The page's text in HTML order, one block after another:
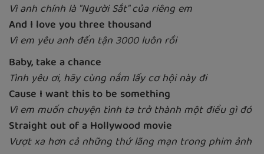
Vì anh chính là "Người Sắt" của riêng em
And I love you three thousand
Vì em yêu anh đến tận 3000 luôn rồi
Baby, take a chance
Tình yêu ơi, hãy cùng nắm lấy cơ hội này đi
Cause I want this to be something
Vì em muốn chuyện tình ta trở thành một điều gì đó
Straight out of a Hollywood movie
Vượt xa hơn cả những thứ lãng mạn trong phim ảnh